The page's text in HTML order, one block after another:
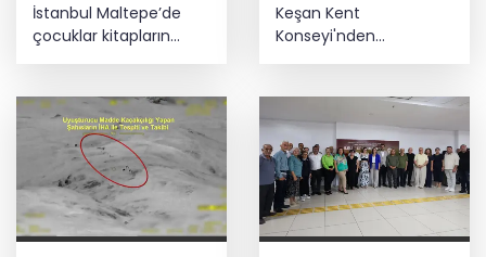
İstanbul Maltepe’de
çocuklar kitapların
Keşan Kent
Konseyi'nden